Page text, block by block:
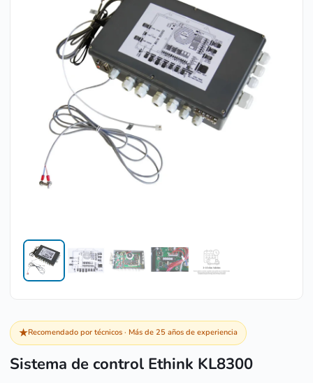
★Recomendado por técnicos · Más de 25 años de experiencia
Sistema de control Ethink KL8300